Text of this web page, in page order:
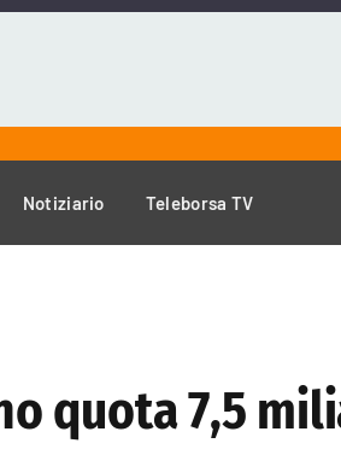
Notiziario Teleborsa TV
quota 7,5